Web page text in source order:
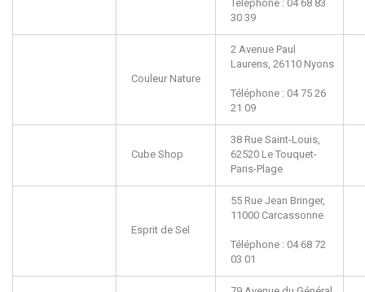
Téléphone : 04 68 83
30 39
Couleur Nature
2 Avenue Paul
Laurens, 26110 Nyons
Téléphone : 04 75 26
21 09
Cube Shop
38 Rue Saint-Louis,
62520 Le Touquet-
Paris-Plage
Esprit de Sel
55 Rue Jean Bringer,
11000 Carcassonne
Téléphone : 04 68 72
03 01